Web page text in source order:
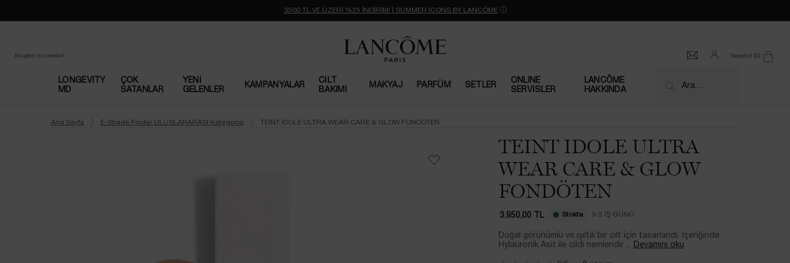
3500 TL VE ÜZERİ %25 İNDİRİM! | SUMMER ICONS BY LANCÔME ⓘ
Müşteri hizmetleri Sepetim 0
0 product in cart
LONGEVITY
MD
ÇOK
SATANLAR​
YENI
GELENLER
KAMPANYALAR
CILT
BAKIMI
MAKYAJ PARFÜM SETLER
ONLINE
SERVİSLER
LANCÔME
HAKKINDA
Ara…
Ana Sayfa
E-Shade Finder ULUSLARARASI Kategorisi TEINT IDOLE ULTRA WEAR CARE & GLOW FONDÖTEN
TEINT IDOLE ULTRA
WEAR CARE & GLOW
FONDÖTEN
3.950,00 TL Stokta 3-5 İŞ GÜNÜ​
Doğal görünümlü ve ışıltılı bir cilt için tasarlandı. İçeriğinde
Hylauronik Asit ile cildi nemlendir ... Devamını oku